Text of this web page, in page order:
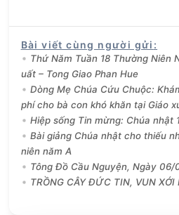
Bài viết cùng người gửi :
Thứ Năm Tuần 18 Thường Niên
uất – Tong Giao Phan Hue
Dòng Mẹ Chúa Cứu Chuộc:
phí cho bà con khó khăn tại Giáo
Hiệp sống Tin mừng: Chúa nhật
Bài giảng Chúa nhật cho thiếu
niên năm A
Tông Đồ Cầu Nguyện, Ngày 06/
TRỒNG CÂY ĐỨC TIN, VUN XỚI